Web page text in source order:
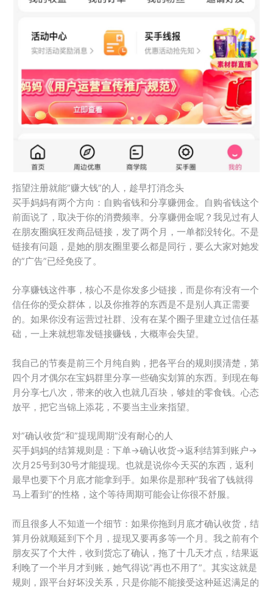
指望注册就能”赚大钱”的人，趁早打消念头
买手妈妈有两个方向：自购省钱和分享赚佣金。自购省钱这个
前面说了，取决于你的消费频率。分享赚佣金呢？我见过有人
在朋友圈疯狂发商品链接，发了两个月，一单都没转化。不是
链接有问题，是她的朋友圈里要么都是同行，要么大家对她发
的”广告”已经免疫了。
分享赚钱这件事，核心不是你发多少链接，而是你有没有一个
信任你的受众群体，以及你推荐的东西是不是别人真正需要
的。如果你没有运营过社群、没有在某个圈子里建立过信任基
础，一上来就想靠发链接赚钱，大概率会失望。
我自己的节奏是前三个月纯自购，把各平台的规则摸清楚，第
四个月才偶尔在宝妈群里分享一些确实划算的东西。到现在每
月分享七八次，带来的收入也就几百块，够娃的零食钱。心态
放平，把它当锦上添花，不要当主业来指望。
对”确认收货”和”提现周期”没有耐心的人
买手妈妈的结算规则是：下单→确认收货→返利结算到账户→
次月25号到30号才能提现。也就是说你今天买的东西，返利
最早也要下个月底才能拿到手。如果你是那种”我省了钱就得
马上看到”的性格，这个等待周期可能会让你很不舒服。
而且很多人不知道一个细节：如果你拖到月底才确认收货，结
算月份就顺延到下个月，提现又要再多等一个月。我之前有个
朋友买了个大件，收到货忘了确认，拖了十几天才点，结果返
利晚了一个半月才到账，她气得说”再也不用了”。其实这就是
规则，跟平台好坏没关系，只是你能不能接受这种延迟满足的